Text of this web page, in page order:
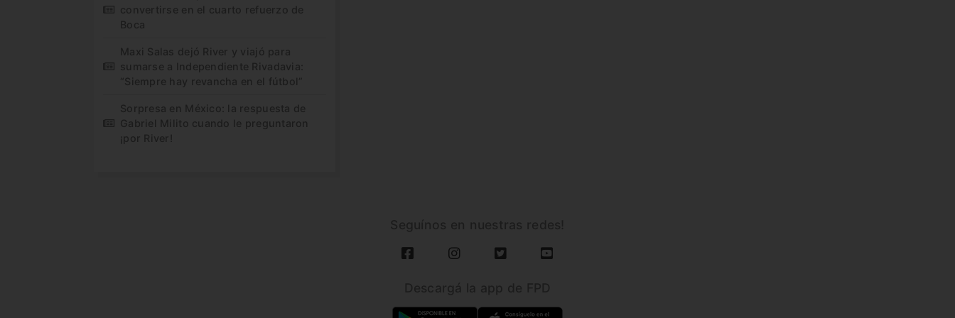
convertirse en el cuarto refuerzo de
Boca
Maxi Salas dejó River y viajó para
sumarse a Independiente Rivadavia:
“Siempre hay revancha en el fútbol”
Sorpresa en México: la respuesta de
Gabriel Milito cuando le preguntaron
¡por River!